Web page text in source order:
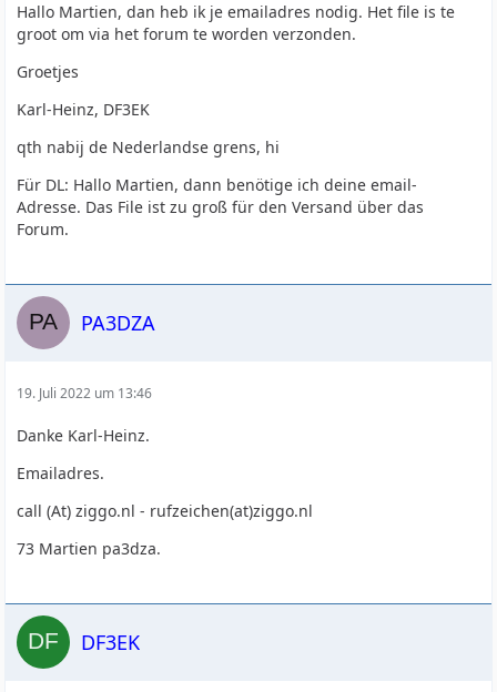
Hallo Martien, dan heb ik je emailadres nodig. Het file is te
groot om via het forum te worden verzonden.
Groetjes
Karl-Heinz, DF3EK
qth nabij de Nederlandse grens, hi
Für DL: Hallo Martien, dann benötige ich deine email-
Adresse. Das File ist zu groß für den Versand über das
Forum.
PA3DZA
19. Juli 2022 um 13:46
Danke Karl-Heinz.
Emailadres.
call (At) ziggo.nl - rufzeichen(at)ziggo.nl
73 Martien pa3dza.
DF3EK